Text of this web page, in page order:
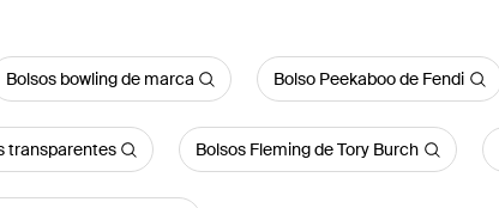
Bolsos bowling de marca Bolso Peekaboo de Fendi
transparentes Bolsos Fleming de Tory Burch